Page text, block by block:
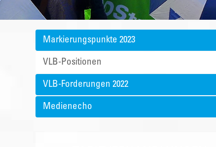
Markierungspunkte 2023
VLB-Positionen
VLB-Forderungen 2022
Medienecho